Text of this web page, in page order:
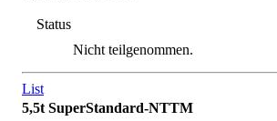
Status
Nicht teilgenommen.
List
5,5t SuperStandard-NTTM